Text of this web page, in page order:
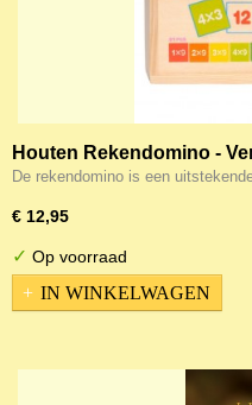
Houten Rekendomino -
De rekendomino is een
€ 12,95
✓ Op voorraad
IN WINKELWAGEN